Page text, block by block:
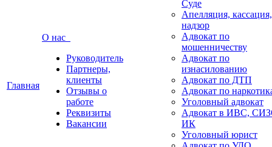
Главная
О нас
Руководитель
Партнеры,
клиенты
Отзывы о
работе
Реквизиты
Вакансии
Суде
Апелляция, кассация,
надзор
Адвокат по
мошенничеству
Адвокат по
изнасилованию
Адвокат по ДТП
Адвокат по
Уголовный адвокат
Адвокат в ИВС,
ИК
Уголовный юрист